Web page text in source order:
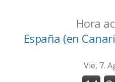
Hora
España (en